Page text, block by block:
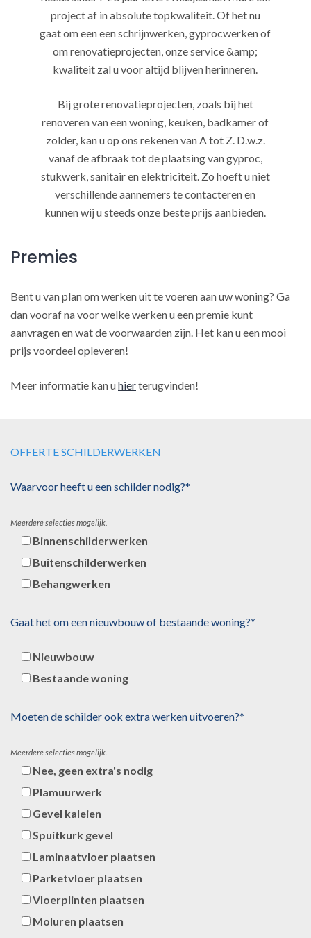
project af in absolute topkwaliteit. Of het nu
gaat om een een schrijnwerken, gyprocwerken of
om renovatieprojecten, onze service &amp;
kwaliteit zal u voor altijd blijven herinneren.
Bij grote renovatieprojecten, zoals bij het
renoveren van een woning, keuken, badkamer of
zolder, kan u op ons rekenen van A tot Z. D.w.z.
vanaf de afbraak tot de plaatsing van gyproc,
stukwerk, sanitair en elektriciteit. Zo hoeft u niet
verschillende aannemers te contacteren en
kunnen wij u steeds onze beste prijs aanbieden.
Premies
Bent u van plan om werken uit te voeren aan uw woning? Ga
dan vooraf na voor welke werken u een premie kunt
aanvragen en wat de voorwaarden zijn. Het kan u een mooi
prijs voordeel opleveren!
Meer informatie kan uhierterugvinden!
OFFERTE SCHILDERWERKEN
Waarvoor heeft u een schilder nodig?*
Meerdere selecties mogelijk.
Binnenschilderwerken
Buitenschilderwerken
Behangwerken
Gaat het om een nieuwbouw of bestaande woning?*
Nieuwbouw
Bestaande woning
Moeten de schilder ook extra werken uitvoeren?*
Meerdere selecties mogelijk.
Nee, geen extra's nodig
Plamuurwerk
Gevel kaleien
Spuitkurk gevel
Laminaatvloer plaatsen
Parketvloer plaatsen
Vloerplinten plaatsen
Moluren plaatsen